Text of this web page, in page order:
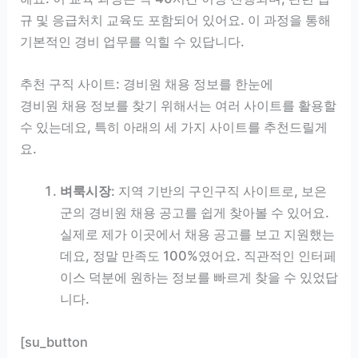
규 및 응급처치 교육도 포함되어 있어요. 이 과정을 통해
기본적인 경비 업무를 익힐 수 있답니다.
추천 구직 사이트: 경비원 채용 정보를 한눈에
경비원 채용 정보를 찾기 위해서는 여러 사이트를 활용할
수 있는데요, 특히 아래의 세 가지 사이트를 추천드릴게
요.
벼룩시장: 지역 기반의 구인구직 사이트로, 보은
군의 경비원 채용 공고를 쉽게 찾아볼 수 있어요.
실제로 제가 이곳에서 채용 공고를 보고 지원했는
데요, 정말 만족도 100%였어요. 직관적인 인터페
이스 덕분에 원하는 정보를 빠르게 찾을 수 있었답
니다.
[su_button